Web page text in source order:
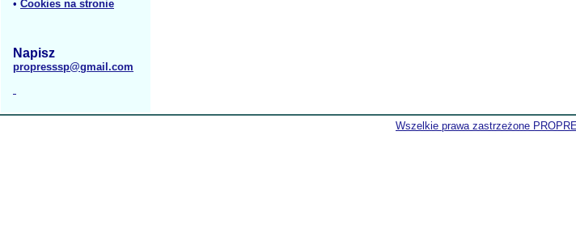
• Cookies na stronie
Napisz
propresssp@gmail.com
Wszelkie prawa zastrzeżone